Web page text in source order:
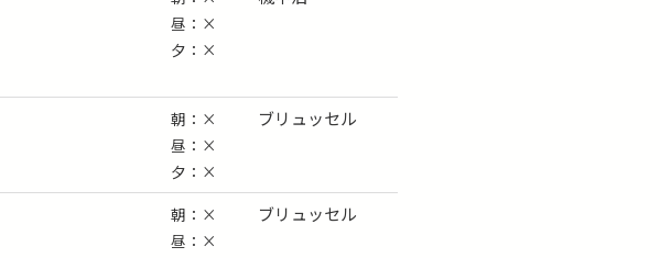
昼：×
夕：×
朝：×
昼：×
夕：×
ブリュッセル
朝：×
昼：×
ブリュッセル